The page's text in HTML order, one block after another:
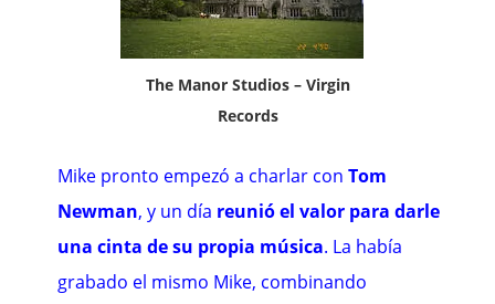
The Manor Studios – Virgin
Records
Mike pronto empezó a charlar conTom
Newman, y un día reunió el valor para darle
una cinta de su propia música. La había
grabado el mismo Mike, combinando